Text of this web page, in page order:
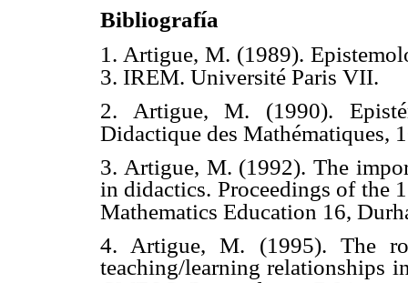
Bibliografía
1. Artigue, M. (1989).
3. IREM. Université Paris VII.
2. Artigue, M. (1990).
Didactique des Mathématiques,
3. Artigue, M. (1992). The
in didactics. Proceedings of the
Mathematics Education 16,
4. Artigue, M. (1995). The
teaching/learning relationships